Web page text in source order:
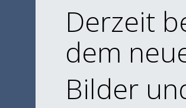
Derzeit
dem
Bilder